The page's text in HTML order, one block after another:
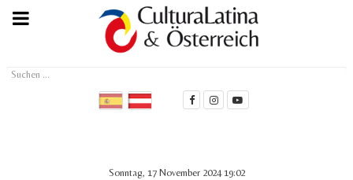
Suchen
Sonntag, 17 November 2024 19:02